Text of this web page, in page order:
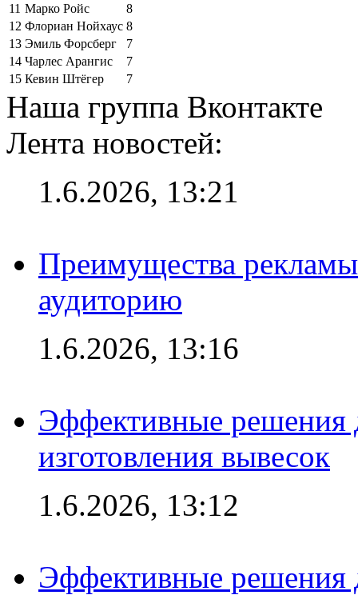
11 Марко Ройс
8
12 Флориан Нойхаус 8
13 Эмиль Форсберг
7
14 Чарлес Арангис
7
15 Кевин Штёгер 7
Наша группа Вконтакте
Лента новостей:
1.6.2026, 13:21
Преимущества
аудиторию
1.6.2026, 13:16
Эффективные решения
изготовления вывесок
1.6.2026, 13:12
Эффективные решения